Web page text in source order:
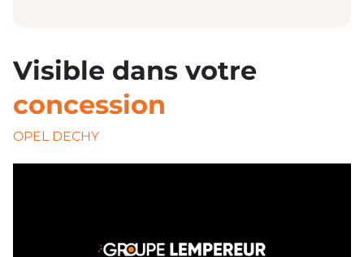
Visible dans votre
concession
OPEL DECHY